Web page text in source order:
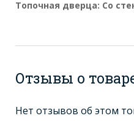
Топочная дверца: Со
Отзывы о
Нет отзывов об этом